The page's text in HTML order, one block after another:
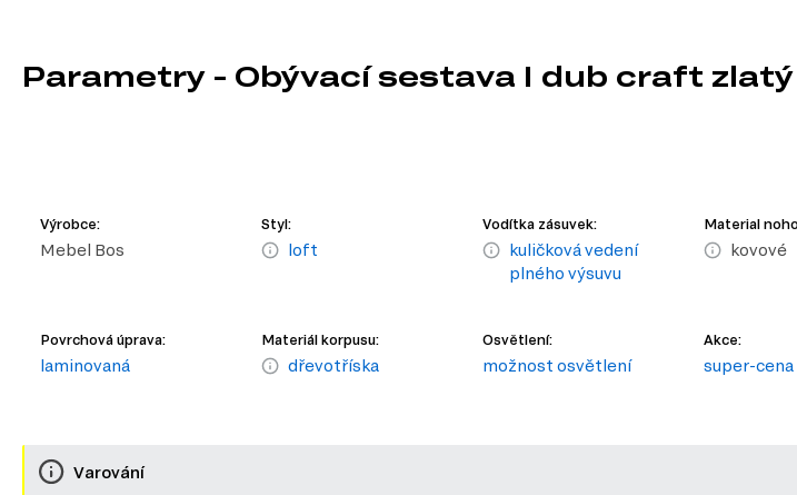
Parametry - Obývací sestava I dub craft
Výrobce:
Mebel Bos
Styl:
loft
Vodítka zásuvek:
kuličková vedení
plného výsuvu
Material
kovové
Povrchová úprava:
laminovaná
Materiál korpusu:
dřevotříska
Osvětlení:
možnost osvětlení
Akce:
super-cena
Varování